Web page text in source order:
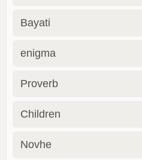
Bayati
enigma
Proverb
Children
Novhe